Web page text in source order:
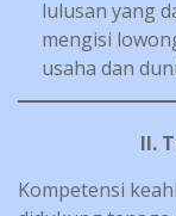
lulusan yang
mengisi
usaha dan
II.
Kompetensi